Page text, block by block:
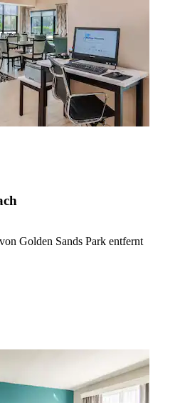
Golden Sands Park entfernt